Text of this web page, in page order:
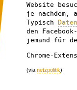
Website
je nachdem,
Typisch
den
jemand für
Chrome-
(via netzpolitik)